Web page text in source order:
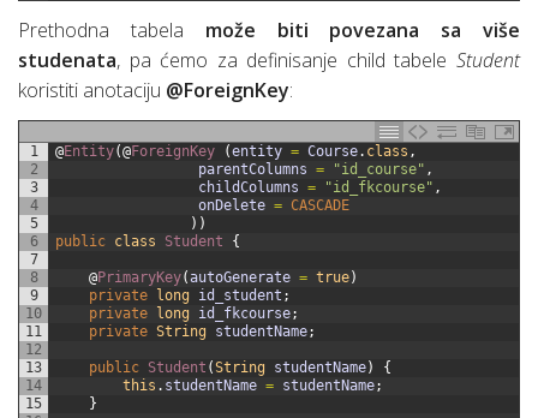
Prethodna tabela može biti povezana sa više
studenata, pa ćemo za definisanje child tabele Student
koristiti anotaciju @ForeignKey:
1
2
3
4
5
6
7
8
9
10
11
12
13
14
15
@Entity(@ForeignKey (entity = Course. class ,
parentColumns = "id_course" ,
childColumns = "id_fkcourse" ,
onDelete = CASCADE
) )
public class Student {
@PrimaryKey(autoGenerate = true)
private long id_student ;
private long id_fkcourse;
private String studentName;
public Student (String studentName)
{
this . studentName = studentName;
}